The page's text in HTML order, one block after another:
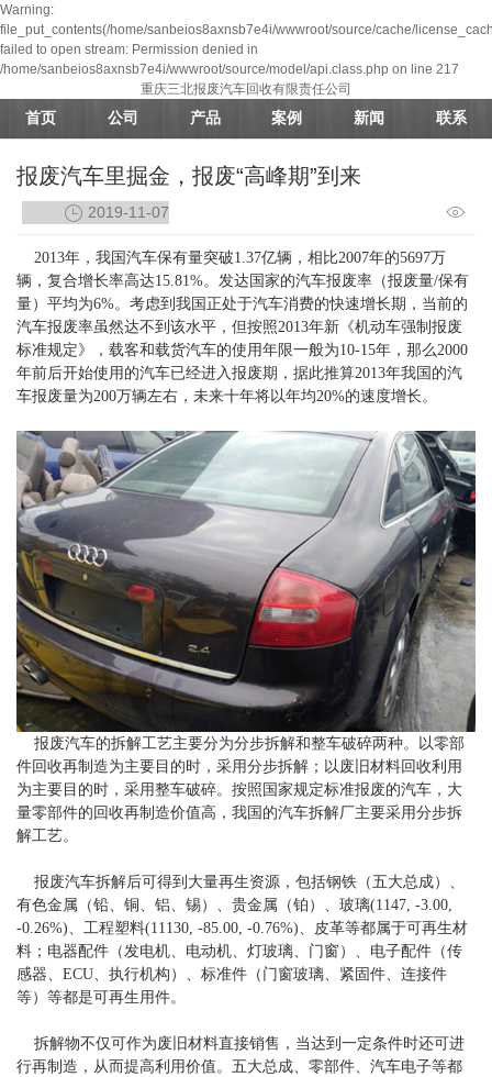
Warning:
file_put_contents(/home/sanbeios8axnsb7e4i/wwwroot/source/cache/
failed to open stream: Permission denied in
/home/sanbeios8axnsb7e4i/wwwroot/source/model/api.class.php on line 217
重庆三北报废汽车回收有限责任公司
首页 公司 产品 案例 新闻 联系
报废汽车里掘金，报废“高峰期”到来
2019-11-07
2013年，我国汽车保有量突破1.37亿辆，相比2007年的5697万
辆，复合增长率高达15.81%。发达国家的汽车报废率（报废量/保有
量）平均为6%。考虑到我国正处于汽车消费的快速增长期，当前的
汽车报废率虽然达不到该水平，但按照2013年新《机动车强制报废
标准规定》，载客和载货汽车的使用年限一般为10-15年，那么2000
年前后开始使用的汽车已经进入报废期，据此推算2013年我国的汽
车报废量为200万辆左右，未来十年将以年均20%的速度增长。
报废汽车的拆解工艺主要分为分步拆解和整车破碎两种。以零部
件回收再制造为主要目的时，采用分步拆解；以废旧材料回收利用
为主要目的时，采用整车破碎。按照国家规定标准报废的汽车，大
量零部件的回收再制造价值高，我国的汽车拆解厂主要采用分步拆
解工艺。
报废汽车拆解后可得到大量再生资源，包括钢铁（五大总成）、
有色金属（铅、铜、铝、锡）、贵金属（铂）、玻璃(1147, -3.00,
-0.26%)、工程塑料(11130, -85.00, -0.76%)、皮革等都属于可再生材
料；电器配件（发电机、电动机、灯玻璃、门窗）、电子配件（传
感器、ECU、执行机构）、标准件（门窗玻璃、紧固件、连接件
等）等都是可再生用件。
拆解物不仅可作为废旧材料直接销售，当达到一定条件时还可进
行再制造，从而提高利用价值。五大总成、零部件、汽车电子等都